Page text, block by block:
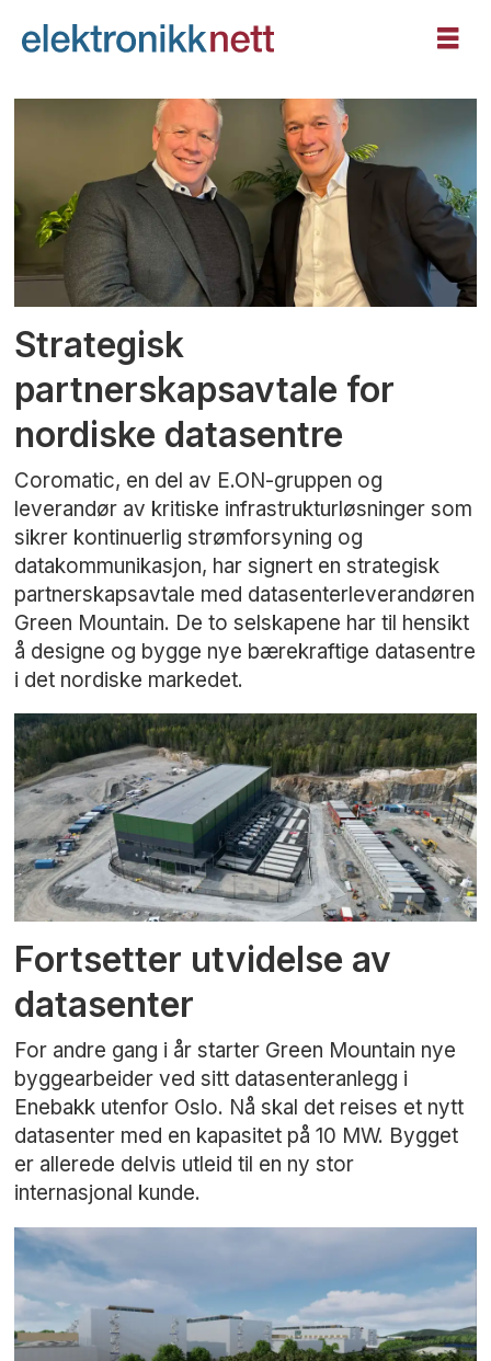
Tag:
green
mountain
Strategisk
partnerskapsavtale for
nordiske datasentre
Coromatic, en del av E.ON-gruppen og
leverandør av kritiske infrastrukturløsninger som
sikrer kontinuerlig strømforsyning og
datakommunikasjon, har signert en strategisk
partnerskapsavtale med datasenterleverandøren
Green Mountain. De to selskapene har til hensikt
å designe og bygge nye bærekraftige datasentre
i det nordiske markedet.
Fortsetter utvidelse av
datasenter
For andre gang i år starter Green Mountain nye
byggearbeider ved sitt datasenteranlegg i
Enebakk utenfor Oslo. Nå skal det reises et nytt
datasenter med en kapasitet på 10 MW. Bygget
er allerede delvis utleid til en ny stor
internasjonal kunde.